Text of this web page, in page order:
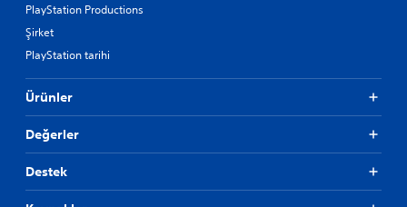
PlayStation Productions
Şirket
PlayStation tarihi
Ürünler
Değerler
Destek